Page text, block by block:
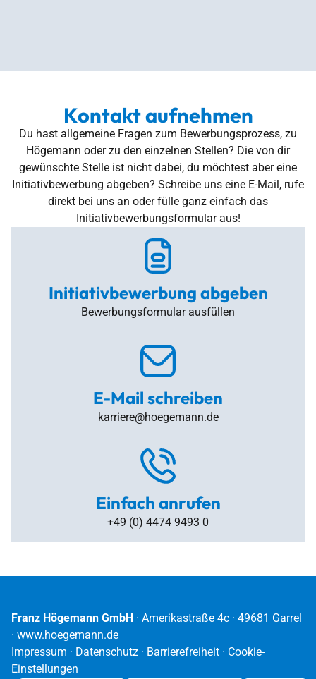
Kontakt aufnehmen
Du hast allgemeine Fragen zum Bewerbungsprozess, zu
Högemann oder zu den einzelnen Stellen? Die von dir
gewünschte Stelle ist nicht dabei, du möchtest aber eine
Initiativbewerbung abgeben? Schreibe uns eine E-Mail, rufe
direkt bei uns an oder fülle ganz einfach das
Initiativbewerbungsformular aus!
Initiativbewerbung abgeben
Bewerbungsformular ausfüllen
E-Mail schreiben
karriere@hoegemann.de
Einfach anrufen
+49 (0) 4474 9493 0
Franz Högemann GmbH · Amerikastraße 4c · 49681 Garrel
· www.hoegemann.de
Impressum · Datenschutz · Barrierefreiheit · Cookie-
Einstellungen